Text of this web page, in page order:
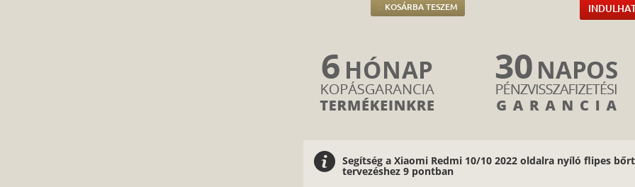
KOSÁRBA TESZEM
Segítség a Xiaomi Redmi 10/10 2022 oldalra nyíló flipes
tervezéshez 9 pontban